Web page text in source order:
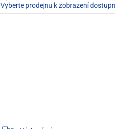
Vyberte prodejnu k zobrazení